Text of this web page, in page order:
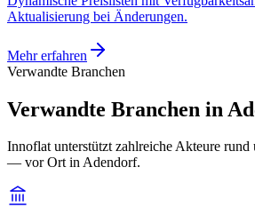
Aktualisierung bei Änderungen.
Mehr erfahren
Verwandte Branchen
Verwandte Branchen in
Innoflat unterstützt zahlreiche Akteure rund
— vor Ort in Adendorf.